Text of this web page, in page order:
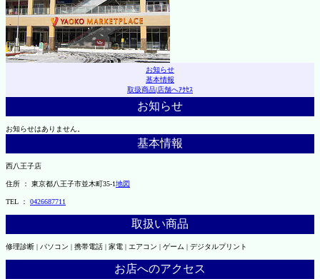
お知らせ
基本情報
取扱商品|店舗へｱｸｾｽ
お知らせ
お知らせはありません。
基本情報
西八王子店
住所 ： 東京都八王子市並木町35-1地図
TEL ： 0426687711
取扱い商品
修理診断 | パソコン | 携帯電話 | 家電 | エアコン | ゲーム | デジタルプリント
お店へのアクセス